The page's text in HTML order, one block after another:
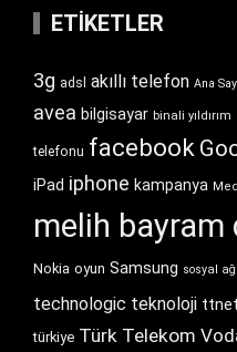
ETIKETLER
3g adsl akıllı telefon Ana
avea bilgisayar binali yıldırım
telefonu facebook
iPad iphone kampanya
melih bayram
Nokia oyun Samsung sosyal
technologic teknoloji ttnet
türkiye Türk Telekom